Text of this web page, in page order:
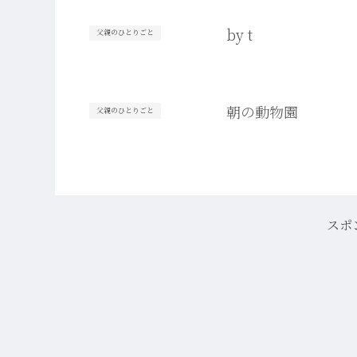
父親のひとりごと by t
父親のひとりごと 朝の動物園
スポ